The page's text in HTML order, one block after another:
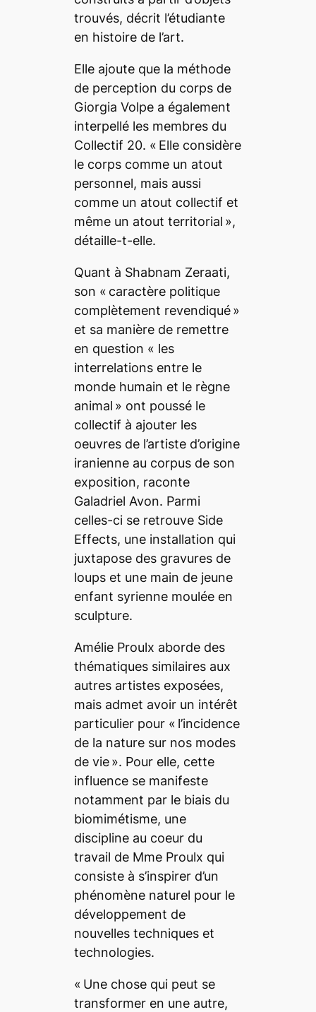
trouvés, décrit l’étudiante
en histoire de l’art.
Elle ajoute que la méthode
de perception du corps de
Giorgia Volpe a également
interpellé les membres du
Collectif 20. « Elle considère
le corps comme un atout
personnel, mais aussi
comme un atout collectif et
même un atout territorial »,
détaille-t-elle.
Quant à Shabnam Zeraati,
son « caractère politique
complètement revendiqué»
et sa manière de remettre
en question « les
interrelations entre le
monde humain et le règne
animal » ont poussé le
collectif à ajouter les
oeuvres de l’artiste d’origine
iranienne au corpus de son
exposition, raconte
Galadriel Avon. Parmi
celles-ci se retrouve Side
Effects, une installation qui
juxtapose des gravures de
loups et une main de jeune
enfant syrienne moulée en
sculpture.
Amélie Proulx aborde des
thématiques similaires aux
autres artistes exposées,
mais admet avoir un intérêt
particulier pour « l’incidence
de la nature sur nos modes
de vie». Pour elle, cette
influence se manifeste
notamment par le biais du
biomimétisme, une
discipline au coeur du
travail de Mme Proulx qui
consiste à s’inspirer d’un
phénomène naturel pour le
développement de
nouvelles techniques et
technologies.
« Une chose qui peut se
transformer en une autre,